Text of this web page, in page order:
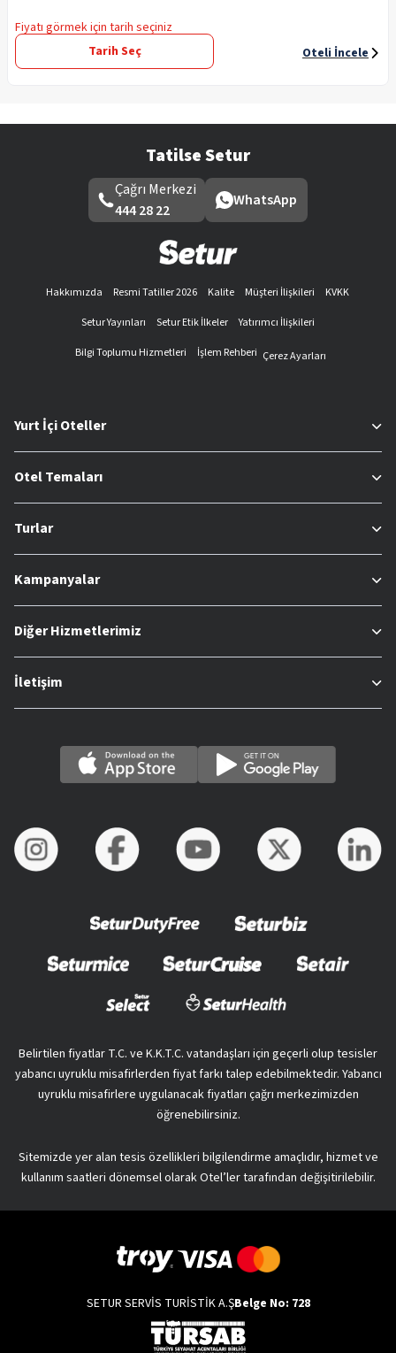
Fiyatı görmek için tarih seçiniz
Tarih Seç
Oteli İncele
Tatilse Setur
Çağrı Merkezi
444 28 22
WhatsApp
Hakkımızda Resmi Tatiller 2026 Kalite Müşteri İlişkileri
KVKK
Setur Yayınları
Setur Etik İlkeler
Yatırımcı İlişkileri
Bilgi Toplumu Hizmetleri
İşlem Rehberi Çerez Ayarları
Yurt İçi Oteller
Otel Temaları
Turlar
Kampanyalar
Diğer Hizmetlerimiz
İletişim
Belirtilen fiyatlar T.C. ve K.K.T.C. vatandaşları için geçerli olup tesisler
yabancı uyruklu misafirlerden fiyat farkı talep edebilmektedir. Yabancı
uyruklu misafirlere uygulanacak fiyatları çağrı merkezimizden
öğrenebilirsiniz.
Sitemizde yer alan tesis özellikleri bilgilendirme amaçlıdır, hizmet ve
kullanım saatleri dönemsel olarak Otel’ler tarafından değişitirilebilir.
SETUR SERVİS TURİSTİK A.ŞBelge No: 728